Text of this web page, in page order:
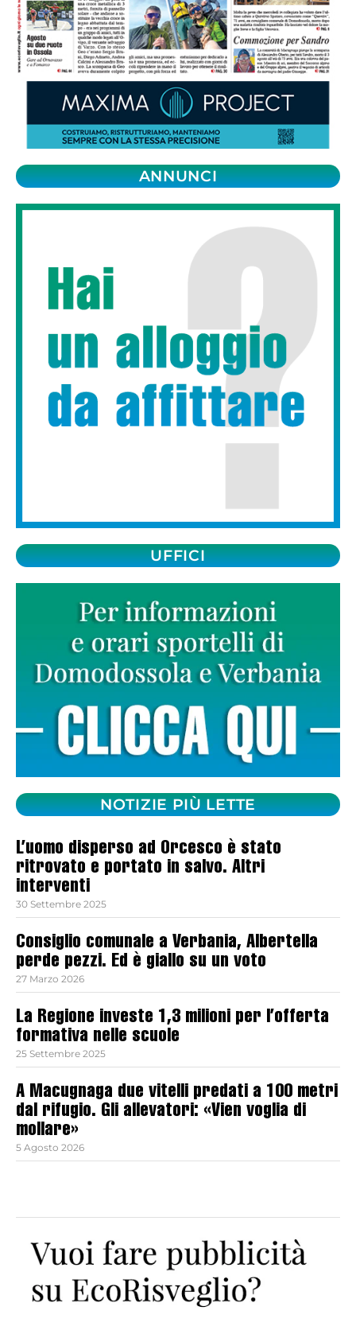
ANNUNCI
UFFICI
NOTIZIE PIÙ LETTE
L’uomo disperso ad Orcesco è stato
ritrovato e portato in salvo. Altri
interventi
30 Settembre 2025
Consiglio comunale a Verbania, Albertella
perde pezzi. Ed è giallo su un voto
27 Marzo 2026
La Regione investe 1,3 milioni per l’offerta
formativa nelle scuole
25 Settembre 2025
A Macugnaga due vitelli predati a 100 metri
dal rifugio. Gli allevatori: «Vien voglia di
mollare»
5 Agosto 2026